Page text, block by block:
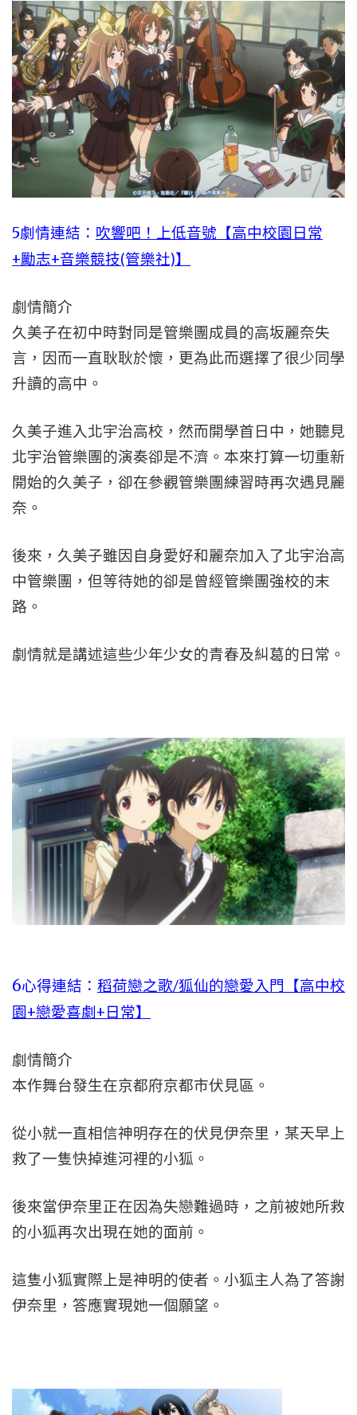
5劇情連結： 吹響吧！上低音號【高中校園日常
+勵志+音樂競技(管樂社)】
劇情簡介
久美子在初中時對同是管樂團成員的高坂麗奈失
言，因而一直耿耿於懷，更為此而選擇了很少同學
升讀的高中。
久美子進入北宇治高校，然而開學首日中，她聽見
北宇治管樂團的演奏卻是不濟。本來打算一切重新
開始的久美子，卻在參觀管樂團練習時再次遇見麗
奈。
後來，久美子雖因自身愛好和麗奈加入了北宇治高
中管樂團，但等待她的卻是曾經管樂團強校的末
路。
劇情就是講述這些少年少女的青春及糾葛的日常。
6心得連結： 稻荷戀之歌/狐仙的戀愛入門【高中校
園+戀愛喜劇+日常】
劇情簡介
本作舞台發生在京都府京都市伏見區。
從小就一直相信神明存在的伏見伊奈里，某天早上
救了一隻快掉進河裡的小狐。
後來當伊奈里正在因為失戀難過時，之前被她所救
的小狐再次出現在她的面前。
這隻小狐實際上是神明的使者。小狐主人為了答謝
伊奈里，答應實現她一個願望。